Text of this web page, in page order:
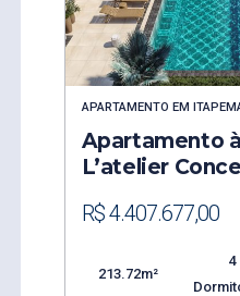
APARTAMENTO EM
Apartamento
L’atelier
R$ 4.407.677,00
213.72m²
4